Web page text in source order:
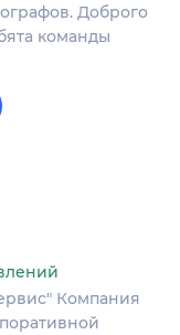
Доброго
команды
Компания